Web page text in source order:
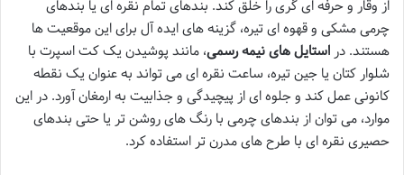
از وقار و حرفه ای گری را خلق کند. بندهای تمام نقره ای یا بندهای
چرمی مشکی و قهوه ای تیره، گزینه های ایده آل برای این موقعیت ها
هستند. در استایل های نیمه رسمی، مانند پوشیدن یک کت اسپرت با
شلوار کتان یا جین تیره، ساعت نقره ای می تواند به عنوان یک نقطه
کانونی عمل کند و جلوه ای از پیچیدگی و جذابیت به ارمغان آورد. در این
موارد، می توان از بندهای چرمی با رنگ های روشن تر یا حتی بندهای
حصیری نقره ای با طرح های مدرن تر استفاده کرد.